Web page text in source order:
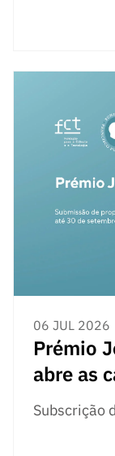
06 JUL 2026
Prémio
abre as
Subscrição